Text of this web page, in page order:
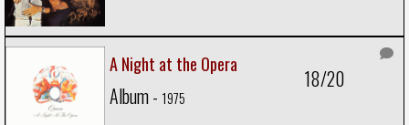
A Night at the Opera
Album - 1975
18/20